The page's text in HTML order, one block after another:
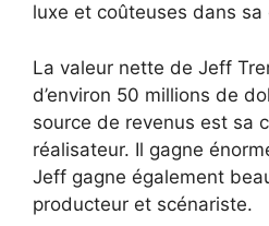
luxe et coûteuses dans
La valeur nette de Jeff
d’environ 50 millions de
source de revenus est sa
réalisateur. Il gagne
Jeff gagne également
producteur et scénariste.